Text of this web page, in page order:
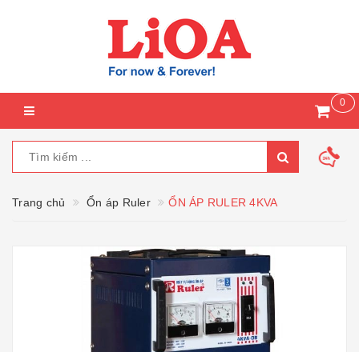
0
Trang chủ Ổn áp Ruler ỔN ÁP RULER 4KVA